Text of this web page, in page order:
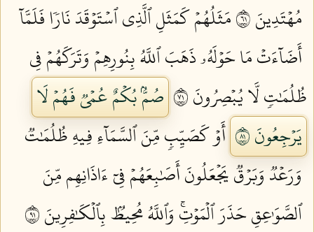
مُهۡتَدِينَ ١٦
مَثَلُهُمۡ كَمَثَلِ ٱلَّذِي ٱسۡتَوۡقَدَ نَارٗا فَلَمَّآ
أَضَآءَتۡ مَا حَوۡلَهُۥ ذَهَبَ ٱللَّهُ بِنُورِهِمۡ وَتَرَكَهُمۡ فِي
ظُلُمَٰتٖ لَّا يُبۡصِرُونَ ١٧
صُمُّۢ بُكۡمٌ عُمۡيٞ فَهُمۡ لَا
يَرۡجِعُونَ ١٨
أَوۡ كَصَيِّبٖ مِّنَ ٱلسَّمَآءِ فِيهِ ظُلُمَٰتٞ
وَرَعۡدٞ وَبَرۡقٞ يَجۡعَلُونَ أَصَٰبِعَهُمۡ فِيٓ ءَاذَانِهِم مِّنَ
ٱلصَّوَٰعِقِ حَذَرَ ٱلۡمَوۡتِۚ وَٱللَّهُ مُحِيطُۢ بِٱلۡكَٰفِرِينَ ١٩